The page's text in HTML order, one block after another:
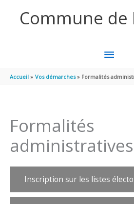
Commune de
MENU
Accueil Vos démarches Formalités
Formalités
administratives
Inscription sur les listes